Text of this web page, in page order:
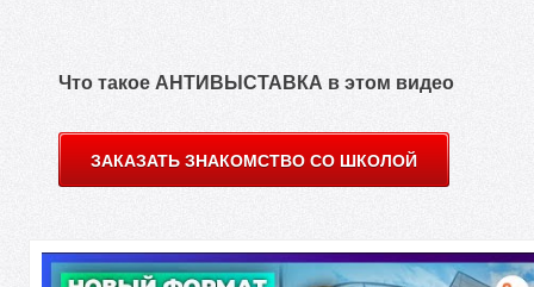
Что такое АНТИВЫСТАВКА в этом видео
ЗАКАЗАТЬ ЗНАКОМСТВО СО ШКОЛОЙ